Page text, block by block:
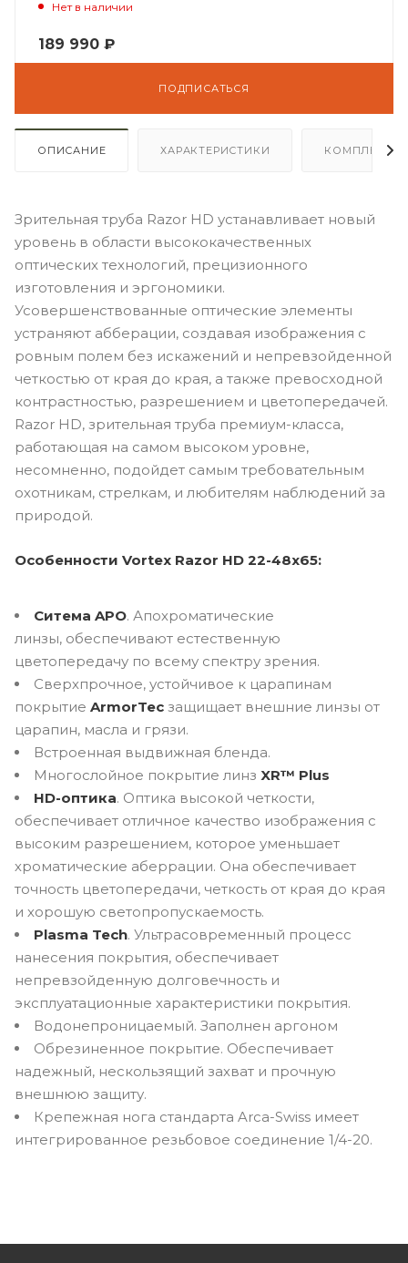
Нет в наличии
189 990 ₽
ПОДПИСАТЬСЯ
ОПИСАНИЕ ХАРАКТЕРИСТИКИ
Зрительная труба Razor HD устанавливает новый
уровень в области высококачественных
оптических технологий, прецизионного
изготовления и эргономики.
Усовершенствованные оптические элементы
устраняют абберации, создавая изображения с
ровным полем без искажений и непревзойденной
четкостью от края до края, а также превосходной
контрастностью, разрешением и цветопередачей.
Razor HD, зрительная труба премиум-класса,
работающая на самом высоком уровне,
несомненно, подойдет самым требовательным
охотникам, стрелкам, и любителям наблюдений за
природой.
Особенности Vortex Razor HD 22-48x65:
Ситема APO. Апохроматические
линзы, обеспечивают естественную
цветопередачу по всему спектру зрения.
Сверхпрочное, устойчивое к царапинам
покрытие ArmorTec защищает внешние линзы от
царапин, масла и грязи.
Встроенная выдвижная бленда.
Многослойное покрытие линз XR™ Plus
HD-оптика. Оптика высокой четкости,
обеспечивает отличное качество изображения с
высоким разрешением, которое уменьшает
хроматические аберрации. Она обеспечивает
точность цветопередачи, четкость от края до края
и хорошую светопропускаемость.
Plasma Tech. Ультрасовременный процесс
нанесения покрытия, обеспечивает
непревзойденную долговечность и
эксплуатационные характеристики покрытия.
Водонепроницаемый. Заполнен аргоном
Обрезиненное покрытие. Обеспечивает
надежный, нескользящий захват и прочную
внешнюю защиту.
Крепежная нога стандарта Arca-Swiss имеет
интегрированное резьбовое соединение 1/4-20.